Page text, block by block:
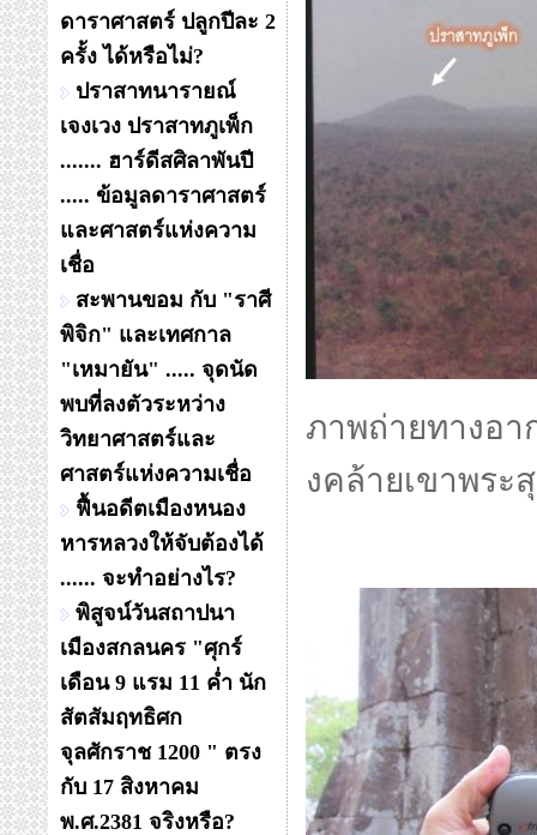
ดาราศาสตร์ ปลูกปีละ 2
ครั้ง ได้หรือไม่?
ปราสาทนารายณ์
เจงเวง ปราสาทภูเพ็ก
....... ฮาร์ดีสศิลาพันปี
..... ข้อมูลดาราศาสตร์
และศาสตร์แห่งความ
เชื่อ
สะพานขอม กับ "ราศี
พิจิก" และเทศกาล
"เหมายัน" ..... จุดนัด
พบที่ลงตัวระหว่าง
วิทยาศาสตร์และ
ศาสตร์แห่งความเชื่อ
ฟื้นอดีตเมืองหนอง
หารหลวงให้จับต้องได้
...... จะทำอย่างไร?
พิสูจน์วันสถาปนา
เมืองสกลนคร "ศุกร์
เดือน 9 แรม 11 ค่ำ นัก
สัตสัมฤทธิศก
จุลศักราช 1200 " ตรง
กับ 17 สิงหาคม
พ.ศ.2381 จริงหรือ?
ภาพถ่ายทางอา
งคล้ายเขาพระ